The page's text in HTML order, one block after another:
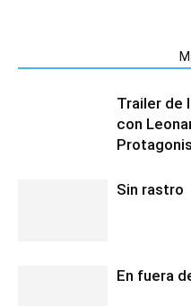
Trailer de
con
Sin rastro
En fuera